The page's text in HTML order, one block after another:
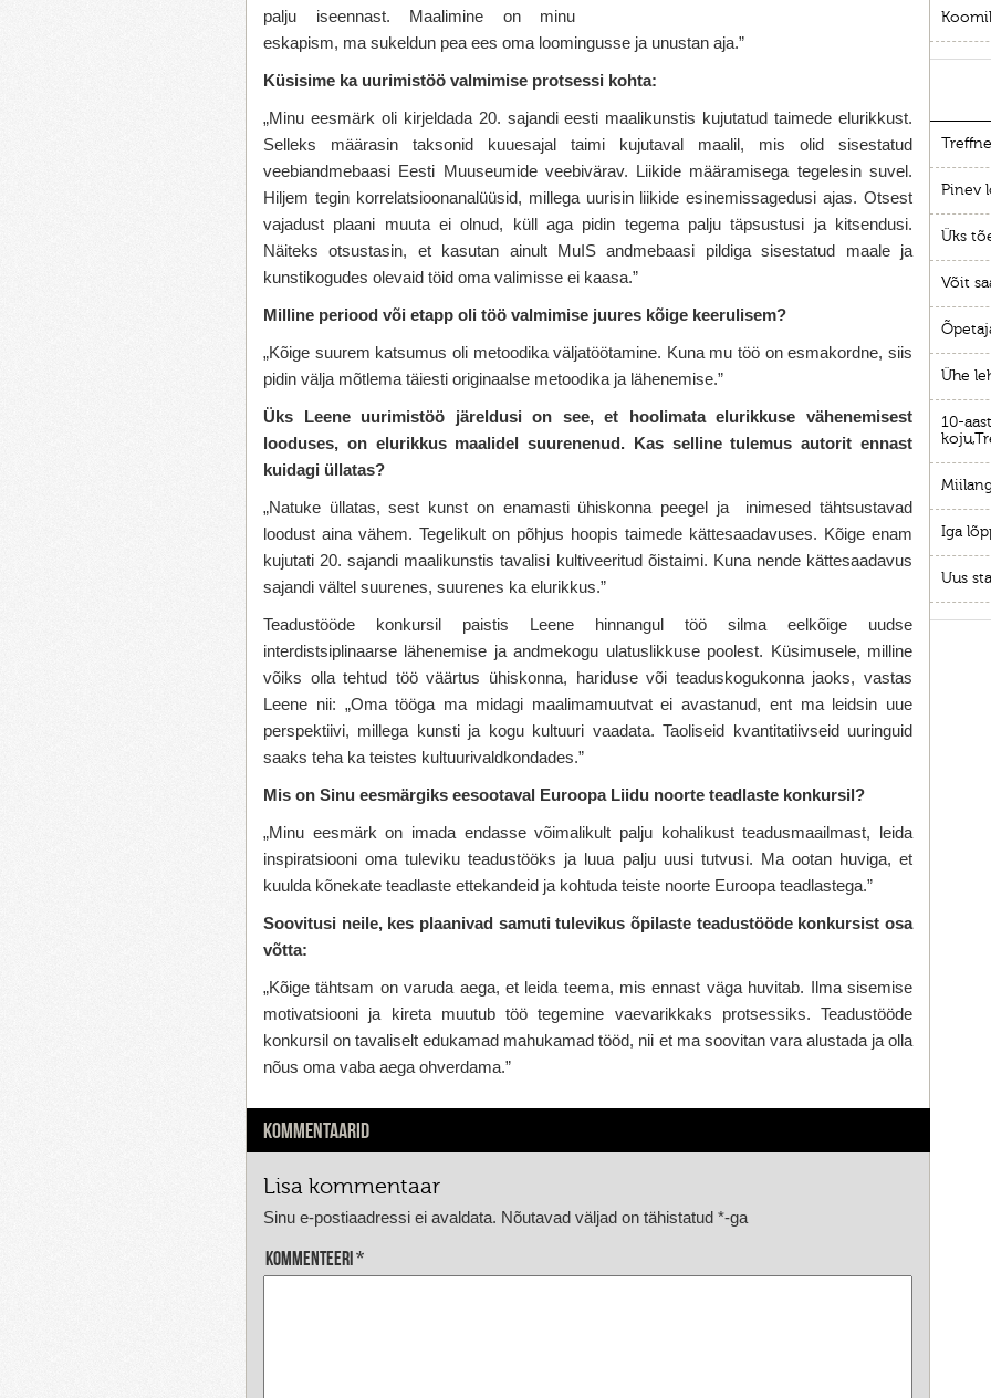
palju iseennast. Maalimine on minu
eskapism, ma sukeldun pea ees oma loomingusse ja unustan aja.”
Küsisime ka uurimistöö valmimise protsessi kohta:
„Minu eesmärk oli kirjeldada 20. sajandi eesti maalikunstis kujutatud taimede elurikkust.
Selleks määrasin taksonid kuuesajal taimi kujutaval maalil, mis olid sisestatud
veebiandmebaasi Eesti Muuseumide veebivärav. Liikide määramisega tegelesin suvel.
Hiljem tegin korrelatsioonanalüüsid, millega uurisin liikide esinemissagedusi ajas. Otsest
vajadust plaani muuta ei olnud, küll aga pidin tegema palju täpsustusi ja kitsendusi.
Näiteks otsustasin, et kasutan ainult MuIS andmebaasi pildiga sisestatud maale ja
kunstikogudes olevaid töid oma valimisse ei kaasa.”
Milline periood või etapp oli töö valmimise juures kõige keerulisem?
„Kõige suurem katsumus oli metoodika väljatöötamine. Kuna mu töö on esmakordne, siis
pidin välja mõtlema täiesti originaalse metoodika ja lähenemise.”
Üks Leene uurimistöö järeldusi on see, et hoolimata elurikkuse vähenemisest
looduses, on elurikkus maalidel suurenenud. Kas selline tulemus autorit ennast
kuidagi üllatas?
„Natuke üllatas, sest kunst on enamasti ühiskonna peegel ja inimesed tähtsustavad
loodust aina vähem. Tegelikult on põhjus hoopis taimede kättesaadavuses. Kõige enam
kujutati 20. sajandi maalikunstis tavalisi kultiveeritud õistaimi. Kuna nende kättesaadavus
sajandi vältel suurenes, suurenes ka elurikkus.”
Teadustööde konkursil paistis Leene hinnangul töö silma eelkõige uudse
interdistsiplinaarse lähenemise ja andmekogu ulatuslikkuse poolest. Küsimusele, milline
võiks olla tehtud töö väärtus ühiskonna, hariduse või teaduskogukonna jaoks, vastas
Leene nii: „Oma tööga ma midagi maalimamuutvat ei avastanud, ent ma leidsin uue
perspektiivi, millega kunsti ja kogu kultuuri vaadata. Taoliseid kvantitatiivseid uuringuid
saaks teha ka teistes kultuurivaldkondades.”
Mis on Sinu eesmärgiks eesootaval Euroopa Liidu noorte teadlaste konkursil?
„Minu eesmärk on imada endasse võimalikult palju kohalikust teadusmaailmast, leida
inspiratsiooni oma tuleviku teadustööks ja luua palju uusi tutvusi. Ma ootan huviga, et
kuulda kõnekate teadlaste ettekandeid ja kohtuda teiste noorte Euroopa teadlastega.”
Soovitusi neile, kes plaanivad samuti tulevikus õpilaste teadustööde konkursist osa
võtta:
„Kõige tähtsam on varuda aega, et leida teema, mis ennast väga huvitab. Ilma sisemise
motivatsiooni ja kireta muutub töö tegemine vaevarikkaks protsessiks. Teadustööde
konkursil on tavaliselt edukamad mahukamad tööd, nii et ma soovitan vara alustada ja olla
nõus oma vaba aega ohverdama.”
Pinev
Üks
Võit
Ühe
10-
Iga
Uus
KOMMENTAARID
Lisa kommentaar
Sinu e-postiaadressi ei avaldata. Nõutavad väljad on tähistatud *-ga
Kommenteeri*